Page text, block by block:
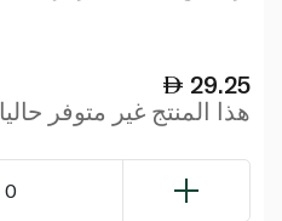
29.25
هذا المنتج غير متوفر حاليا
0